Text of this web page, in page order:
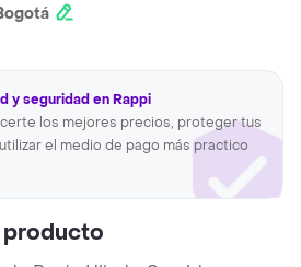
y seguridad en Rappi
los mejores precios, proteger tus
el medio de pago más practico